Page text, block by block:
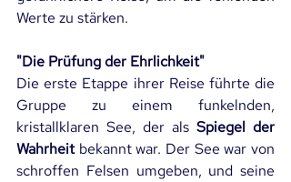
Werte zu stärken.
"Die Prüfung der Ehrlichkeit"
Die erste Etappe ihrer Reise führte die
Gruppe zu einem funkelnden,
kristallklaren See, der als Spiegel der
Wahrheit bekannt war. Der See war von
schroffen Felsen umgeben, und seine